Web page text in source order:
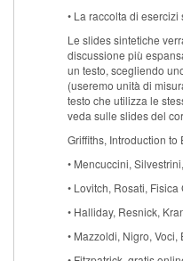
• La raccolta di
Le slides sintetiche
discussione più
un testo, scegliendo
(useremo unità di
testo che utilizza le
veda sulle slides del
Griffiths, Introduction to
• Mencuccini,
• Lovitch, Rosati, Fisica
• Halliday, Resnick,
• Mazzoldi, Nigro,